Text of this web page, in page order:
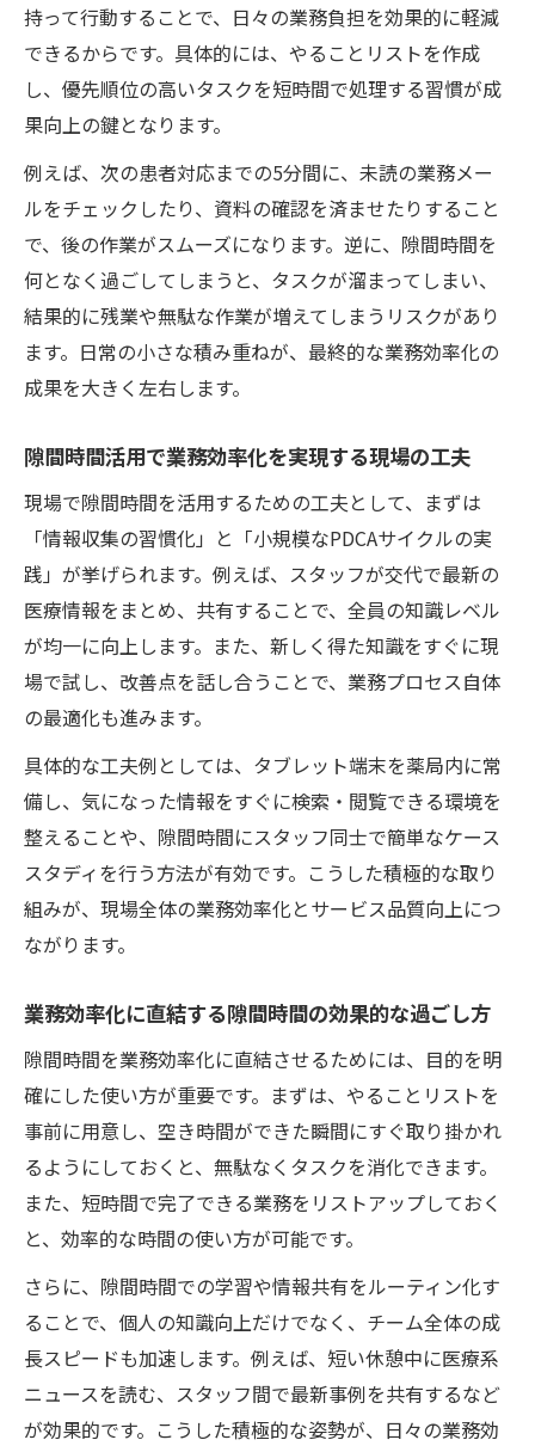
隙間時間に業務効率化を意識した医療情報
の取り入れ方
業務効率化を意識した隙間時間ニュース活
用術
タスク管理で実現する隙間時間の最適化
業務効率化のための隙間時間タスク管理テ
クニック
隙間時間を最大化する業務効率化タスク整
理法
業務効率化を叶える隙間時間タスク分割の
コツ
隙間時間で業務効率化を進めるタスク優先
業務効率化に役立つ隙間時間タスク可視化
の方法
スキマ時間から始まる生産性向上のヒント
業務効率化と生産性向上はスキマ時間活用
から
スキマ時間を活かすと業務効率化が加速す
る理由
業務効率化を意識したスキマ時間勉強法の
すすめ
スキマ時間で業務効率化が生産性向上に直
結する仕組み
業務効率化を実現するスキマ時間の活用パ
業務効率化を目指す人の隙間時間術入門
業務効率化を目指す人に役立つ隙間時間活
用法
隙間時間術で業務効率化を実現するための
基本
業務効率化に効く隙間時間やることリスト
活用術
隙間時間を活かして業務効率化を加速させ
るコツ
業務効率化初心者が知っておきたい隙間時
間活用
持って行動することで、日々の業務負担を効果的に軽減
できるからです。具体的には、やることリストを作成
し、優先順位の高いタスクを短時間で処理する習慣が成
果向上の鍵となります。
例えば、次の患者対応までの5分間に、未読の業務メー
ルをチェックしたり、資料の確認を済ませたりすること
で、後の作業がスムーズになります。逆に、隙間時間を
何となく過ごしてしまうと、タスクが溜まってしまい、
結果的に残業や無駄な作業が増えてしまうリスクがあり
ます。日常の小さな積み重ねが、最終的な業務効率化の
成果を大きく左右します。
隙間時間活用で業務効率化を実現する現場の工夫
現場で隙間時間を活用するための工夫として、まずは
「情報収集の習慣化」と「小規模なPDCAサイクルの実
践」が挙げられます。例えば、スタッフが交代で最新の
医療情報をまとめ、共有することで、全員の知識レベル
が均一に向上します。また、新しく得た知識をすぐに現
場で試し、改善点を話し合うことで、業務プロセス自体
の最適化も進みます。
具体的な工夫例としては、タブレット端末を薬局内に常
備し、気になった情報をすぐに検索・閲覧できる環境を
整えることや、隙間時間にスタッフ同士で簡単なケース
スタディを行う方法が有効です。こうした積極的な取り
組みが、現場全体の業務効率化とサービス品質向上につ
ながります。
業務効率化に直結する隙間時間の効果的な過ごし方
隙間時間を業務効率化に直結させるためには、目的を明
確にした使い方が重要です。まずは、やることリストを
事前に用意し、空き時間ができた瞬間にすぐ取り掛かれ
るようにしておくと、無駄なくタスクを消化できます。
また、短時間で完了できる業務をリストアップしておく
と、効率的な時間の使い方が可能です。
さらに、隙間時間での学習や情報共有をルーティン化す
ることで、個人の知識向上だけでなく、チーム全体の成
長スピードも加速します。例えば、短い休憩中に医療系
ニュースを読む、スタッフ間で最新事例を共有するなど
が効果的です。こうした積極的な姿勢が、日々の業務効